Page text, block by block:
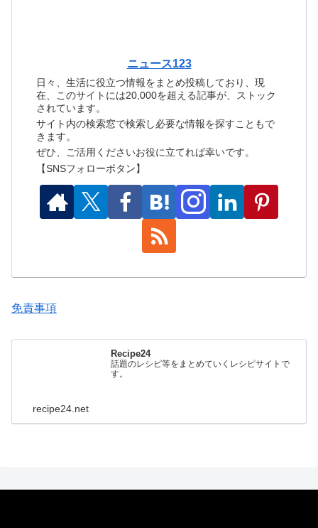
ニュース123
日々、生活に役立つ情報をまとめ投稿しており、現
在、このサイトには20,000を超える記事が、ストック
されています。
サイト内の検索窓で検索し必要な情報を探すこともで
きます。
ぜひ、ご活用くださいお役に立てれば幸いです。
【SNSフォローボタン】
免責事項
Recipe24
話題のレシピ等をまとめていくレシピサイトで
す。
recipe24.net